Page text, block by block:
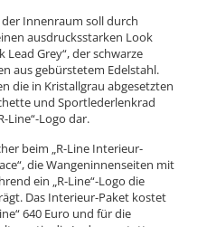
Innenraum soll durch
ausdrucksstarken Look
Lead Grey“, der schwarze
aus gebürstetem Edelstahl.
die in Kristallgrau abgesetzten
und Sportlederlenkrad
Line“-Logo dar.
beim „R-Line Interieur-
die Wangeninnenseiten mit
ein „R-Line“-Logo die
Das Interieur-Paket kostet
640 Euro und für die